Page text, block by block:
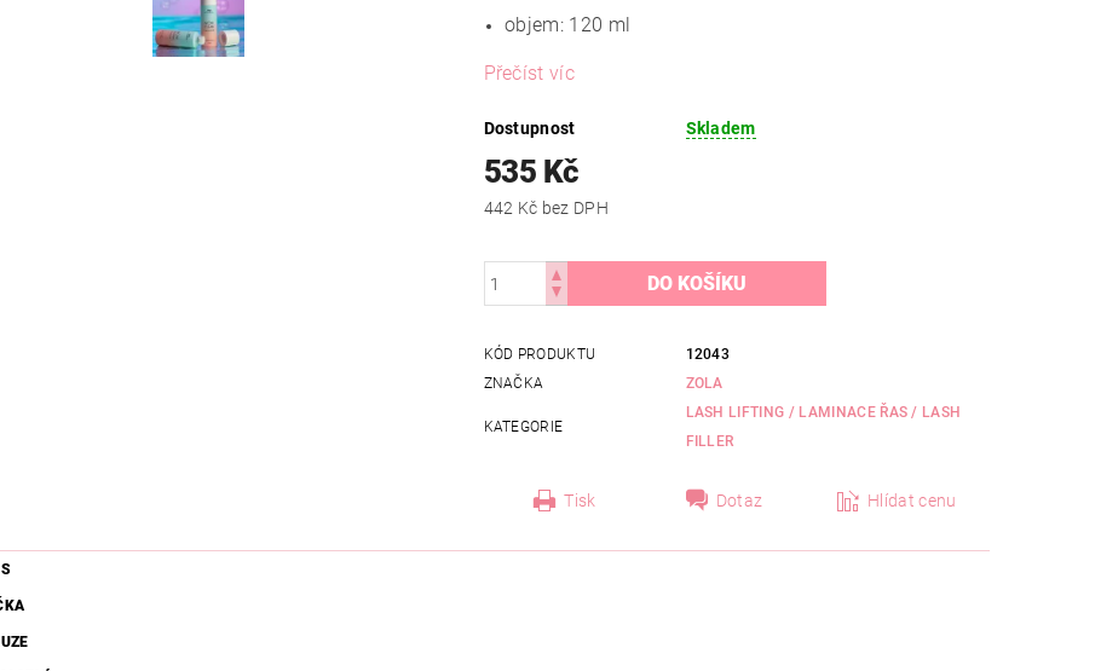
objem: 120 ml
Přečíst víc
Dostupnost Skladem
535 Kč
442 Kč bez DPH
KÓD PRODUKTU
12043
ZNAČKA
ZOLA
KATEGORIE
LASH LIFTING / LAMINACE ŘAS / LASH
FILLER
Tisk Dotaz Hlídat cenu